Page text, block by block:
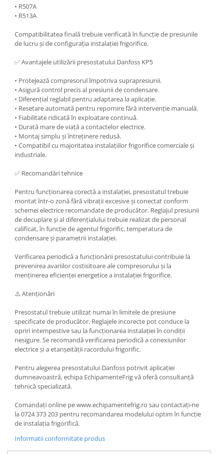
• R507A
• R513A
Compatibilitatea finală trebuie verificată în funcție de presiunile
de lucru și de configurația instalației frigorifice.
✅ Avantajele utilizării presostatului Danfoss KP5
• Protejează compresorul împotriva suprapresiunii.
• Asigură control precis al presiunii de condensare.
• Diferențial reglabil pentru adaptarea la aplicație.
• Resetare automată pentru repornire fără intervenție manuală.
• Fiabilitate ridicată în exploatare continuă.
• Durată mare de viață a contactelor electrice.
• Montaj simplu și întreținere redusă.
• Compatibil cu majoritatea instalațiilor frigorifice comerciale și
industriale.
✅ Recomandări tehnice
Pentru funcționarea corectă a instalației, presostatul trebuie
montat într-o zonă fără vibrații excesive și conectat conform
schemei electrice recomandate de producător. Reglajul presiunii
de decuplare și al diferențialului trebuie realizat de personal
calificat, în funcție de agentul frigorific, temperatura de
condensare și parametrii instalației.
Verificarea periodică a funcționării presostatului contribuie la
prevenirea avariilor costisitoare ale compresorului și la
menținerea eficienței energetice a instalației frigorifice.
⚠️ Atenționări
Presostatul trebuie utilizat numai în limitele de presiune
specificate de producător. Reglajele incorecte pot conduce la
opriri intempestive sau la funcționarea instalației în condiții
nesigure. Se recomandă verificarea periodică a conexiunilor
electrice și a etanșeității racordului frigorific.
Pentru alegerea presostatului Danfoss potrivit aplicației
dumneavoastră, echipa EchipamenteFrig vă oferă consultanță
tehnică specializată.
Comandați online pe www.echipamentefrig.ro sau contactați-ne
la 0724 373 203 pentru recomandarea modelului optim în funcție
de instalația frigorifică.
Informatii conformitate produs